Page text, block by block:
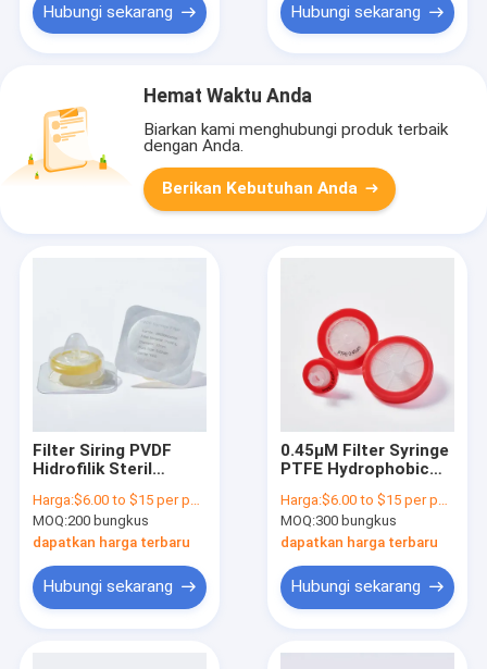
Hubungi sekarang Hubungi sekarang
Hemat Waktu Anda
Biarkan kami menghubungi produk terbaik
dengan Anda.
Berikan Kebutuhan Anda
Filter Siring PVDF
Hidrofilik Steril
Dengan Slip Luer
Standar
Harga:$6.00 to $15 per pack
MOQ:200 bungkus
dapatkan harga terbaru
Hubungi sekarang
0.45μM Filter Syringe
PTFE Hydrophobic
Sampling Prefiltering
Harga:$6.00 to $15 per pack
MOQ:300 bungkus
dapatkan harga terbaru
Hubungi sekarang